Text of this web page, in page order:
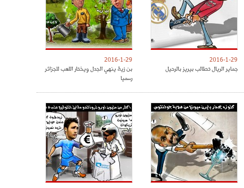
2016-1-29
جماير الريال تطالب بيريز بالرحيل
2016-1-29
بن زية ينهي الجدل ويختار اللعب للجزائر
رسميا